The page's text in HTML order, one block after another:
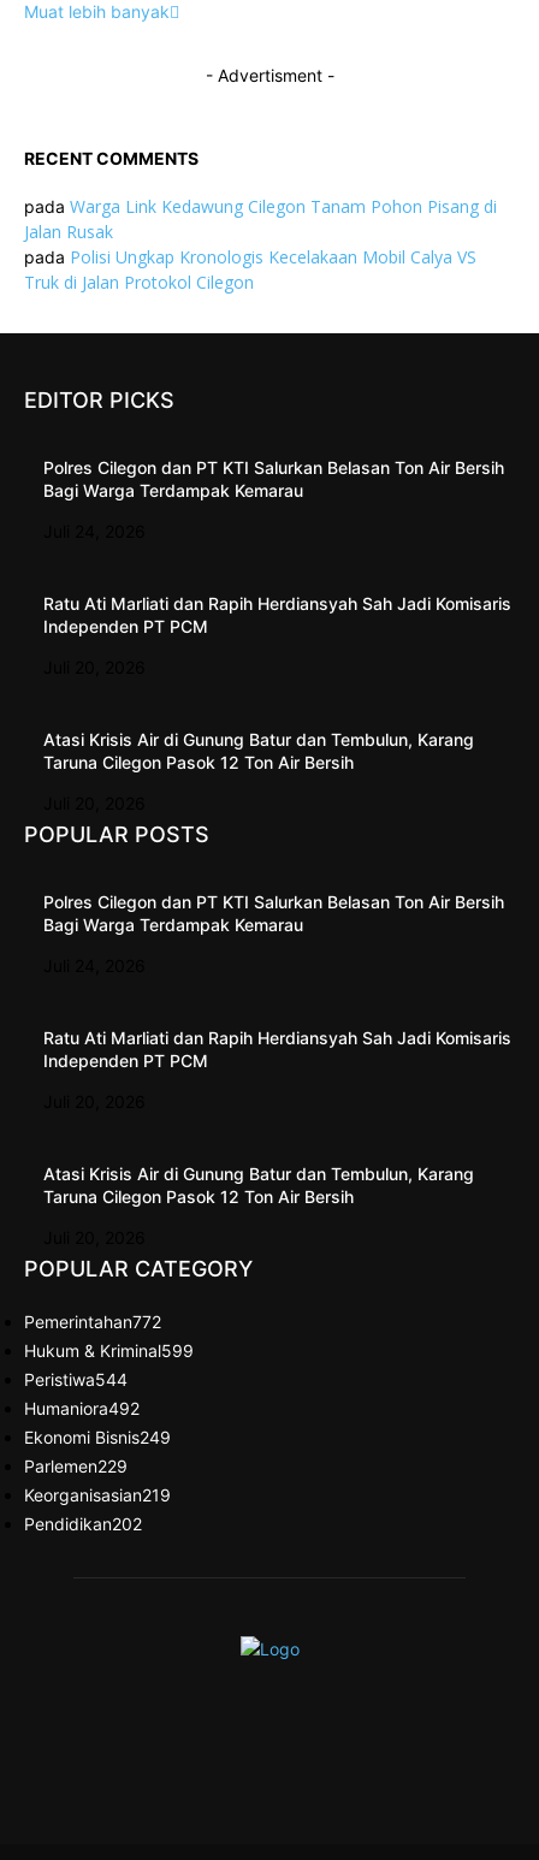
Muat lebih banyak
- Advertisment -
RECENT COMMENTS
pada Warga Link Kedawung Cilegon Tanam Pohon Pisang di
Jalan Rusak
pada Polisi Ungkap Kronologis Kecelakaan Mobil Calya VS
Truk di Jalan Protokol Cilegon
EDITOR PICKS
Polres Cilegon dan PT KTI Salurkan Belasan Ton Air Bersih
Bagi Warga Terdampak Kemarau
Ratu Ati Marliati dan Rapih Herdiansyah Sah Jadi Komisaris
Independen PT PCM
Atasi Krisis Air di Gunung Batur dan Tembulun, Karang
Taruna Cilegon Pasok 12 Ton Air Bersih
POPULAR POSTS
Polres Cilegon dan PT KTI Salurkan Belasan Ton Air Bersih
Bagi Warga Terdampak Kemarau
Ratu Ati Marliati dan Rapih Herdiansyah Sah Jadi Komisaris
Independen PT PCM
Atasi Krisis Air di Gunung Batur dan Tembulun, Karang
Taruna Cilegon Pasok 12 Ton Air Bersih
POPULAR CATEGORY
Pemerintahan772
Hukum & Kriminal599
Peristiwa544
Humaniora492
Ekonomi Bisnis249
Parlemen229
Keorganisasian219
Pendidikan202